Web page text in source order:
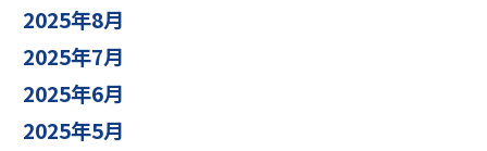
2025年8月
2025年7月
2025年6月
2025年5月